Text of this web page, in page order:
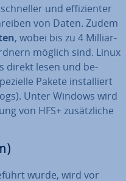
schneller und ef­fi­zi­en­ter
von Daten. Zudem
, wobei bis zu 4 Mil­li­ar­
möglich sind. Linux
direkt lesen und be­
Pakete in­stal­liert
Unter Windows wird
von HFS+ zu­sätz­li­che
wurde, wird vor